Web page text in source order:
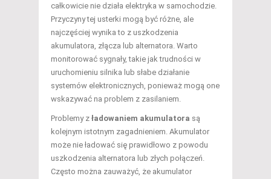
całkowicie nie działa elektryka w samochodzie.
Przyczyny tej usterki mogą być różne, ale
najczęściej wynika to z uszkodzenia
akumulatora, złącza lub alternatora. Warto
monitorować sygnały, takie jak trudności w
uruchomieniu silnika lub słabe działanie
systemów elektronicznych, ponieważ mogą one
wskazywać na problem z zasilaniem.
Problemy z ładowaniem akumulatora są
kolejnym istotnym zagadnieniem. Akumulator
może nie ładować się prawidłowo z powodu
uszkodzenia alternatora lub złych połączeń.
Często można zauważyć, że akumulator